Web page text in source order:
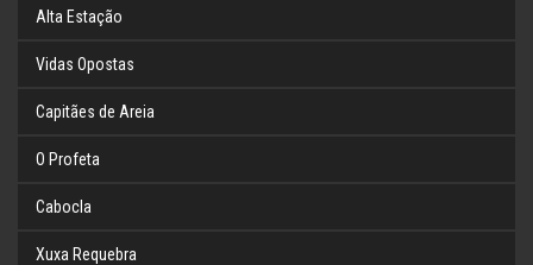
Alta Estação
Vidas Opostas
Capitães de Areia
O Profeta
Cabocla
Xuxa Requebra